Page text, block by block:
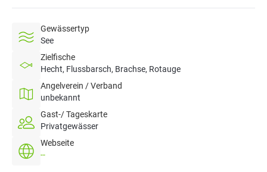
Gewässertyp
See
Zielfische
Hecht, Flussbarsch, Brachse, Rotauge
Angelverein / Verband
unbekannt
Gast-/ Tageskarte
Privatgewässer
Webseite
--